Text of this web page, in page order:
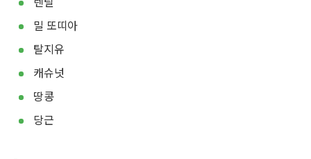
밀 또띠아
탈지유
캐슈넛
땅콩
당근